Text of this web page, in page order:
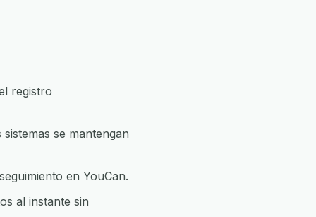
registro
se mantengan
en YouCan.
al instante sin